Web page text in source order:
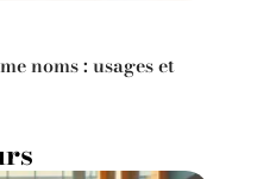
noms : usages et